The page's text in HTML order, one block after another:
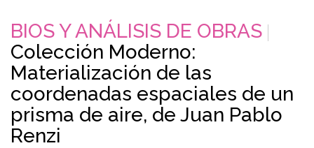
BIOS Y ANÁLISIS DE OBRAS
Colección Moderno:
Materialización de las
coordenadas espaciales de un
prisma de aire, de Juan Pablo
Renzi